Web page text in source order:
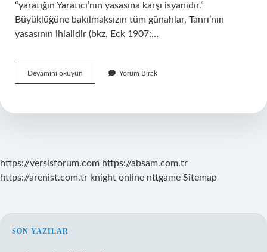
“yaratığın Yaratıcı’nın yasasına karşı isyanıdır.”
Büyüklüğüne bakılmaksızın tüm günahlar, Tanrı’nın
yasasının ihlalidir (bkz. Eck 1907:…
Devamını okuyun
Dinde
Yorum Bırak
https://versisforum.com https://absam.com.tr
https://arenist.com.tr knight online nttgame Sitemap
SIDEBAR
SON YAZILAR